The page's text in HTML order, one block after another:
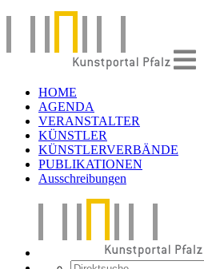
HOME
AGENDA
VERANSTALTER
KÜNSTLER
KÜNSTLERVERBÄNDE
PUBLIKATIONEN
Ausschreibungen